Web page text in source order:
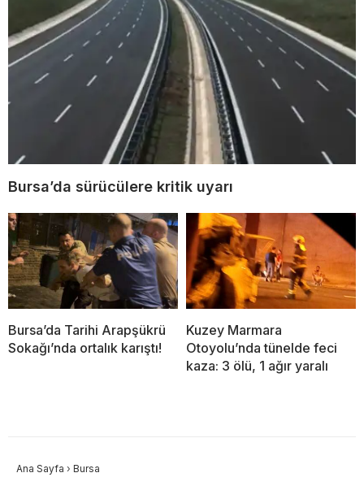
Bursa’da sürücülere kritik uyarı
Bursa’da Tarihi Arapşükrü
Sokağı’nda ortalık karıştı!
Kuzey Marmara
Otoyolu’nda tünelde feci
kaza: 3 ölü, 1 ağır yaralı
Ana Sayfa › Bursa